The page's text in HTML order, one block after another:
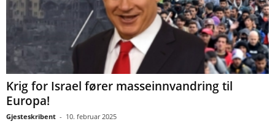
Krig for Israel fører masseinnvandring til
Europa!
Gjesteskribent - 10. februar 2025